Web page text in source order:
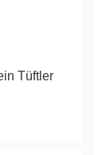
Tüftler